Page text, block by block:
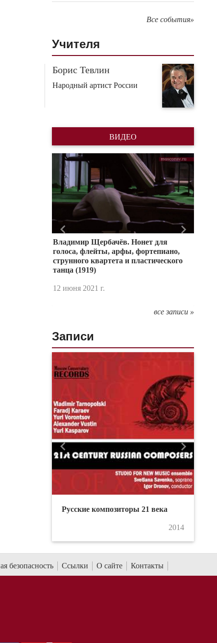
Все события»
Учителя
Борис Тевлин
Народный артист России
ВИДЕО
Владимир Щербачёв. Нонет для
голоса, флейты, арфы, фортепиано,
струнного квартета и пластического
танца (1919)
12 июня 2021 г.
Назад Вперед
все записи »
Записи
Русские композиторы 21 века
2014
Назад Вперед
безопасность Ссылки О сайте Контакты